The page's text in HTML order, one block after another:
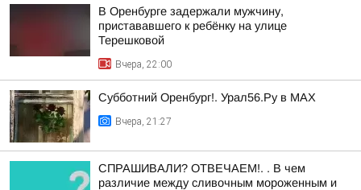
В Оренбурге задержали мужчину,
пристававшего к ребёнку на улице
Терешковой
Вчера, 22:00
Субботний Оренбург!. Урал56.Ру в МАХ
Вчера, 21:27
СПРАШИВАЛИ? ОТВЕЧАЕМ!. . В чем
различие между сливочным мороженным и